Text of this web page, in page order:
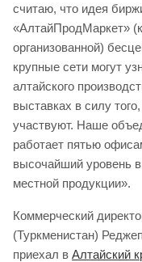
считаю, что идея
«АлтайПродМаркет»
организованной)
крупные сети могут
алтайского
выставках в силу
участвуют. Наше
работает пятью
высочайший уровень
местной продукции».
Коммерческий
(Туркменистан)
приехал в Алтайский